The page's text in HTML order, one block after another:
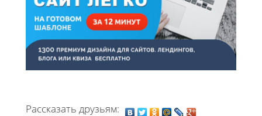
Рассказать друзьям: